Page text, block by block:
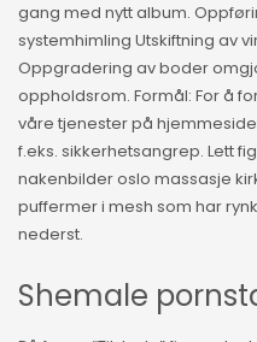
gang med nytt album.
systemhimling Utskiftning av
Oppgradering av boder
oppholdsrom. Formål: For å
våre tjenester på
f.eks. sikkerhetsangrep. Lett
nakenbilder oslo massasje
puffermer i mesh som har
nederst.
Shemale